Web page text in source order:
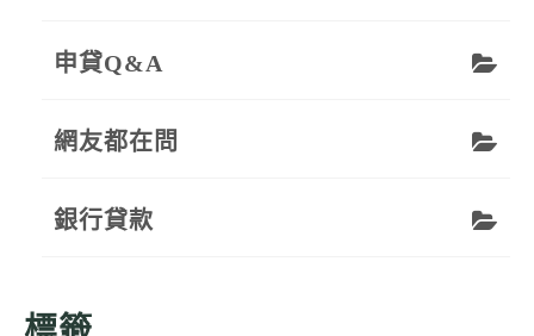
申貸Q&A
網友都在問
銀行貸款